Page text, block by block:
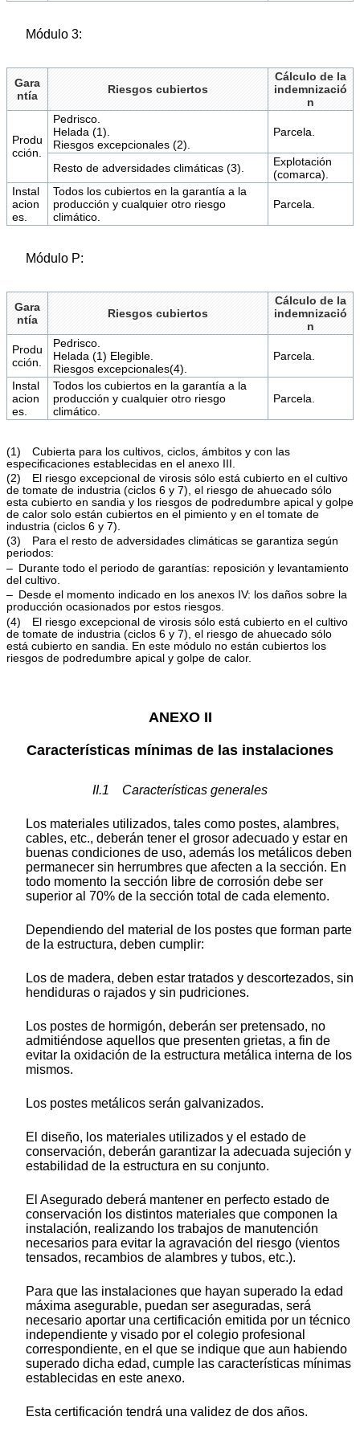
Módulo 3:
Gara
ntía
Riesgos cubiertos
Cálculo de la
indemnizació
n
Produ
cción.
Pedrisco.
Helada (1).
Riesgos excepcionales (2).
Parcela.
Resto de adversidades climáticas (3).
Explotación
(comarca).
Instal
acion
es.
Todos los cubiertos en la garantía a la
producción y cualquier otro riesgo
climático.
Parcela.
Módulo P:
Gara
ntía
Riesgos cubiertos
Cálculo de la
indemnizació
n
Produ
cción.
Pedrisco.
Helada (1) Elegible.
Riesgos excepcionales(4).
Parcela.
Instal
acion
es.
Todos los cubiertos en la garantía a la
producción y cualquier otro riesgo
climático.
Parcela.
(1) Cubierta para los cultivos, ciclos, ámbitos y con las
especificaciones establecidas en el anexo III.
(2) El riesgo excepcional de virosis sólo está cubierto en el cultivo
de tomate de industria (ciclos 6 y 7), el riesgo de ahuecado sólo
esta cubierto en sandia y los riesgos de podredumbre apical y golpe
de calor solo están cubiertos en el pimiento y en el tomate de
industria (ciclos 6 y 7).
(3) Para el resto de adversidades climáticas se garantiza según
periodos:
– Durante todo el periodo de garantías: reposición y levantamiento
del cultivo.
– Desde el momento indicado en los anexos IV: los daños sobre la
producción ocasionados por estos riesgos.
(4) El riesgo excepcional de virosis sólo está cubierto en el cultivo
de tomate de industria (ciclos 6 y 7), el riesgo de ahuecado sólo
está cubierto en sandia. En este módulo no están cubiertos los
riesgos de podredumbre apical y golpe de calor.
ANEXO II
Características mínimas de las instalaciones
II.1 Características generales
Los materiales utilizados, tales como postes, alambres,
cables, etc., deberán tener el grosor adecuado y estar en
buenas condiciones de uso, además los metálicos deben
permanecer sin herrumbres que afecten a la sección. En
todo momento la sección libre de corrosión debe ser
superior al 70% de la sección total de cada elemento.
Dependiendo del material de los postes que forman parte
de la estructura, deben cumplir:
Los de madera, deben estar tratados y descortezados, sin
hendiduras o rajados y sin pudriciones.
Los postes de hormigón, deberán ser pretensado, no
admitiéndose aquellos que presenten grietas, a fin de
evitar la oxidación de la estructura metálica interna de los
mismos.
Los postes metálicos serán galvanizados.
El diseño, los materiales utilizados y el estado de
conservación, deberán garantizar la adecuada sujeción y
estabilidad de la estructura en su conjunto.
El Asegurado deberá mantener en perfecto estado de
conservación los distintos materiales que componen la
instalación, realizando los trabajos de manutención
necesarios para evitar la agravación del riesgo (vientos
tensados, recambios de alambres y tubos, etc.).
Para que las instalaciones que hayan superado la edad
máxima asegurable, puedan ser aseguradas, será
necesario aportar una certificación emitida por un técnico
independiente y visado por el colegio profesional
correspondiente, en el que se indique que aun habiendo
superado dicha edad, cumple las características mínimas
establecidas en este anexo.
Esta certificación tendrá una validez de dos años.